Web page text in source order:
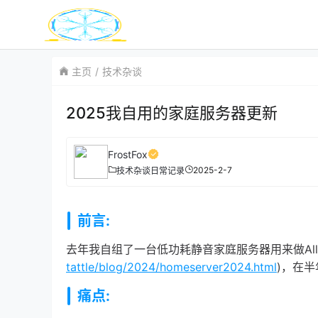
主页 技术杂谈
2025我自用的家庭服务器更新
FrostFox
技术杂谈日常记录 2025-2-7
前言:
去年我自组了一台低功耗静音家庭服务器用来做
tattle/blog/2024/homeserver2024.html)，在
痛点: